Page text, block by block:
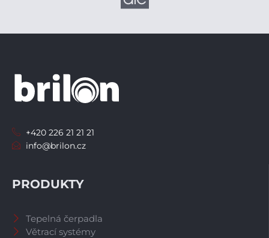
PRODUKTY
Tepelná čerpadla
Větrací systémy
+420 226 21 21 21
info@brilon.cz